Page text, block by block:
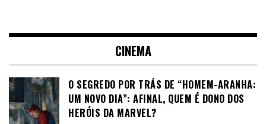
CINEMA
O SEGREDO POR TRÁS DE “HOMEM-ARANHA:
UM NOVO DIA”: AFINAL, QUEM É DONO DOS
HERÓIS DA MARVEL?